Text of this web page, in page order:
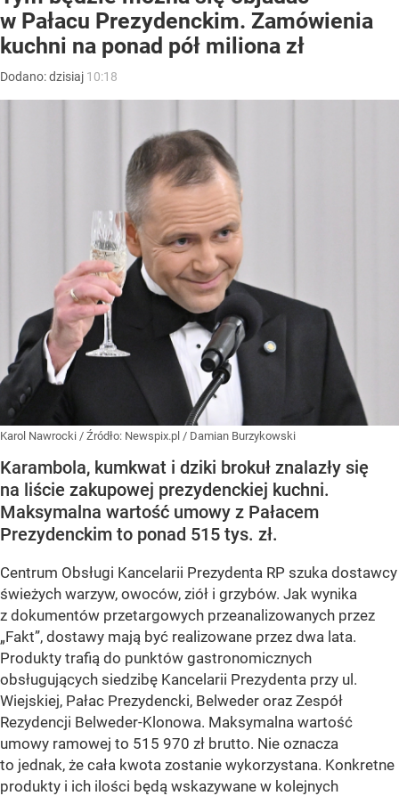
w Pałacu Prezydenckim. Zamówienia
kuchni na ponad pół miliona zł
Dodano:dzisiaj 10:18
Karol Nawrocki / Źródło: Newspix.pl / Damian Burzykowski
Karambola, kumkwat i dziki brokuł znalazły się
na liście zakupowej prezydenckiej kuchni.
Maksymalna wartość umowy z Pałacem
Prezydenckim to ponad 515 tys. zł.
Centrum Obsługi Kancelarii Prezydenta RP szuka dostawcy
świeżych warzyw, owoców, ziół i grzybów. Jak wynika
z dokumentów przetargowych przeanalizowanych przez
„Fakt”, dostawy mają być realizowane przez dwa lata.
Produkty trafią do punktów gastronomicznych
obsługujących siedzibę Kancelarii Prezydenta przy ul.
Wiejskiej, Pałac Prezydencki, Belweder oraz Zespół
Rezydencji Belweder-Klonowa. Maksymalna wartość
umowy ramowej to 515 970 zł brutto. Nie oznacza
to jednak, że cała kwota zostanie wykorzystana. Konkretne
produkty i ich ilości będą wskazywane w kolejnych